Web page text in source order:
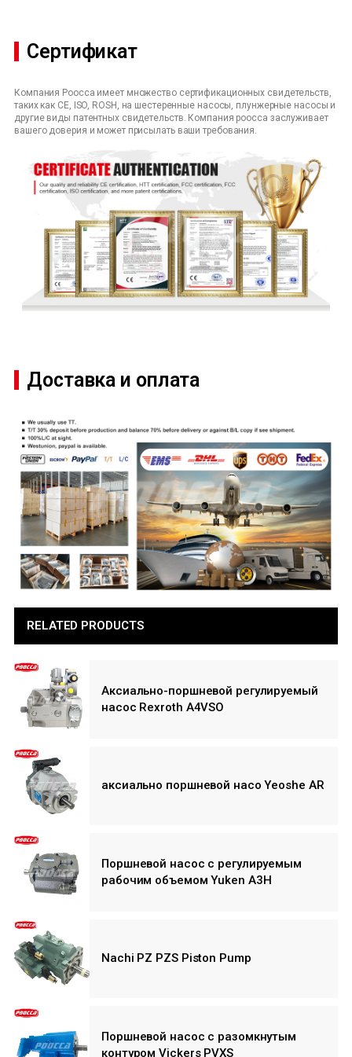
Сертификат
Компания Poocca имеет множество сертификационных свидетельств,
таких как CE, ISO, ROSH, на шестеренные насосы, плунжерные насосы и
другие виды патентных свидетельств. Компания poocca заслуживает
вашего доверия и может присылать ваши требования.
Доставка и оплата
RELATED PRODUCTS
Аксиально-поршневой регулируемый
насос Rexroth A4VSO
аксиально поршневой насо Yeoshe AR
Поршневой насос с регулируемым
рабочим объемом Yuken A3H
Nachi PZ PZS Piston Pump
Поршневой насос с разомкнутым
контуром Vickers PVXS